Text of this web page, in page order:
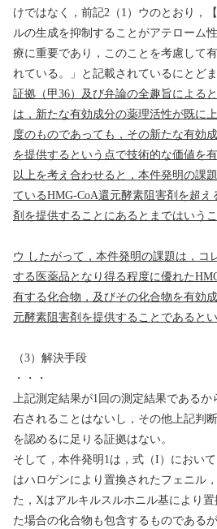
けではなく，前記2 （ 1 ）ウのとおり，【
ルの生成を抑制することがアテローム
療に重要であり，このことを考慮して
れている。」と記載されているにとどま
証拠（甲36）及び弁論の全趣旨による
は，新たな有効成分の薬理活性が既に
度のものであっても，その新たな有効
を提供するという点で技術的な価値を
以上を考え合わせると，本件発明の課
ているHMG-CoA還元酵素阻害剤を超え
剤を提供することにあるとまではいうこ
ウ したがって，本件発明の課題は，コ
する医薬品となり得る程度に優れた
有する化合物，及びその化合物を有効
元酵素阻害剤を提供することであると
（3）解決手段
・・・
上記測定結果が1 回の測定結果である
右されることはないし，その他上記判
を認めるに足りる証拠はない。
そして，本件発明 1 は，式（I ）において
はハロゲンにより置換されたフェニル，
た， Xはアルキルスルホニル基により
た場合の化合物も包含するものである